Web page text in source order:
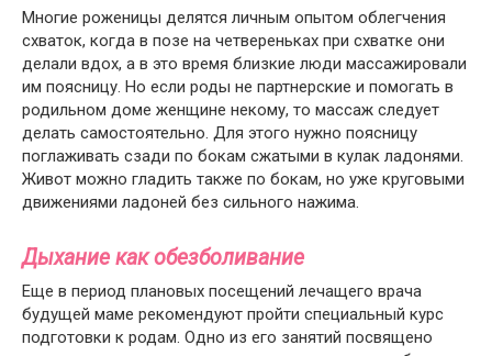
Многие роженицы делятся личным опытом облегчения
схваток, когда в позе на четвереньках при схватке они
делали вдох, а в это время близкие люди массажировали
им поясницу. Но если роды не партнерские и помогать в
родильном доме женщине некому, то массаж следует
делать самостоятельно. Для этого нужно поясницу
поглаживать сзади по бокам сжатыми в кулак ладонями.
Живот можно гладить также по бокам, но уже круговыми
движениями ладоней без сильного нажима.
Дыхание как обезболивание
Еще в период плановых посещений лечащего врача
будущей маме рекомендуют пройти специальный курс
подготовки к родам. Одно из его занятий посвящено